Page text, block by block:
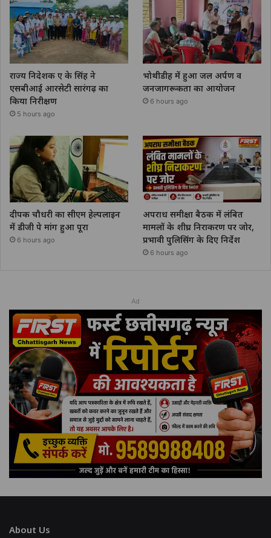
राज्य निदेशक ए के सिंह ने
एसबीआई आरसेटी सारंगढ़ का
किया निरीक्षण
5 hours ago
भोथीडीह में हुआ जल अर्पण व
जनजागरूकता का आयोजन
6 hours ago
दीपक चौधरी का सीएम हेल्पलाइन
में डीजी पे मांग हुआ पूरा
6 hours ago
अपराध समीक्षा बैठक में लंबित
मामलों के शीघ्र निराकरण पर जोर,
प्रभावी पुलिसिंग के दिए निर्देश
6 hours ago
Ad
About Us